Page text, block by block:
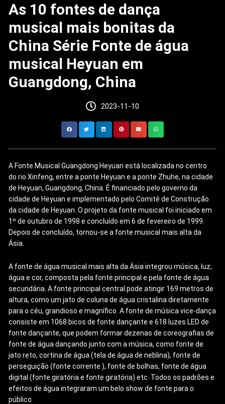
As 10 fontes de dança
musical mais bonitas da
China Série Fonte de água
musical Heyuan em
Guangdong, China
2023-11-10
A Fonte Musical Guangdong Heyuan está localizada no centro
do rio Xinfeng, entre a ponte Heyuan e a ponte Zhuhe, na cidade
de Heyuan, Guangdong, China. É financiado pelo governo da
cidade de Heyuan e implementado pelo Comitê de Construção
da cidade de Heyuan. O projeto da fonte musical foi iniciado em
1º de outubro de 1998 e concluído em 6 de fevereiro de 1999.
Depois de concluído, tornou-se a fonte musical mais alta da
Ásia.
A fonte de água musical mais alta da Ásia integrou música, luz,
água e cor, composta pela fonte principal e pela fonte de água
secundária. A fonte principal central pode atingir 169 metros de
altura, como um jato de coluna de água cristalina diretamente
para o céu, grandioso e magnífico. A fonte de música vice-dança
consiste em 1068 bicos de fonte dançante e 618 luzes LED de
fonte dançante, que podem formar dezenas de coreografias de
fonte de água dançando junto com a música, como fonte de
jato reto, cortina de água (tela de água de neblina), fonte de
perseguição (fonte corrente ), fonte de bolhas, fonte de água
digital (fonte giratória e fonte giratória) etc. Todos os padrões e
efeitos de água integraram um belo show de fonte para o
público